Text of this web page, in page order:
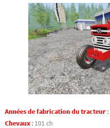
Années de fabrication du tracteur :
Chevaux : 101 ch